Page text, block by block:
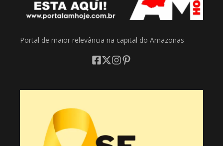
Portal de maior relevância na capital do Amazonas